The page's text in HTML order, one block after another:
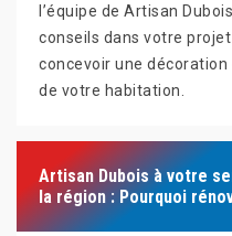
l’équipe de Artisan
conseils dans votre
concevoir une
de votre habitation.
Artisan Dubois à votre
la région : Pourquoi